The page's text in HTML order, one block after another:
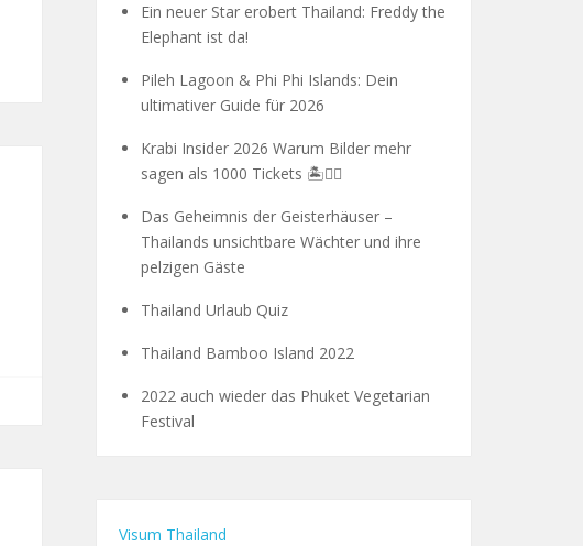
Ein neuer Star erobert Thailand: Freddy the
Elephant ist da!
Pileh Lagoon & Phi Phi Islands: Dein
ultimativer Guide für 2026
Krabi Insider 2026 Warum Bilder mehr
sagen als 1000 Tickets 🏝️🧗‍♂️
Das Geheimnis der Geisterhäuser –
Thailands unsichtbare Wächter und ihre
pelzigen Gäste
Thailand Urlaub Quiz
Thailand Bamboo Island 2022
2022 auch wieder das Phuket Vegetarian
Festival
Visum Thailand